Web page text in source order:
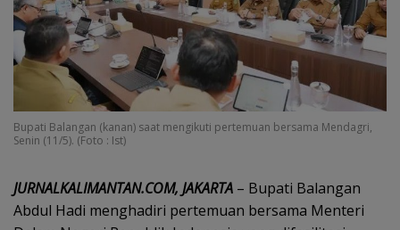
Bupati Balangan (kanan) saat mengikuti pertemuan bersama Mendagri,
Senin (11/5). (Foto : Ist)
JURNALKALIMANTAN.COM, JAKARTA – Bupati Balangan
Abdul Hadi menghadiri pertemuan bersama Menteri